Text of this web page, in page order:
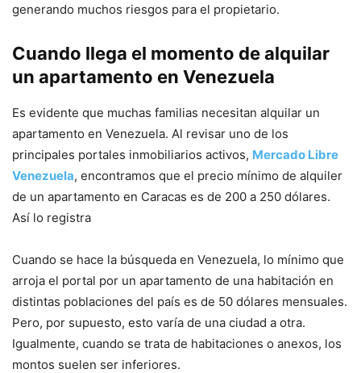
generando muchos riesgos para el propietario.
Cuando llega el momento de alquilar
un apartamento en Venezuela
Es evidente que muchas familias necesitan alquilar un
apartamento en Venezuela. Al revisar uno de los
principales portales inmobiliarios activos, Mercado Libre
Venezuela, encontramos que el precio mínimo de alquiler
de un apartamento en Caracas es de 200 a 250 dólares.
Así lo registra
Cuando se hace la búsqueda en Venezuela, lo mínimo que
arroja el portal por un apartamento de una habitación en
distintas poblaciones del país es de 50 dólares mensuales.
Pero, por supuesto, esto varía de una ciudad a otra.
Igualmente, cuando se trata de habitaciones o anexos, los
montos suelen ser inferiores.